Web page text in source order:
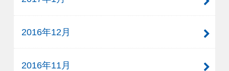
2016年12月
2016年11月